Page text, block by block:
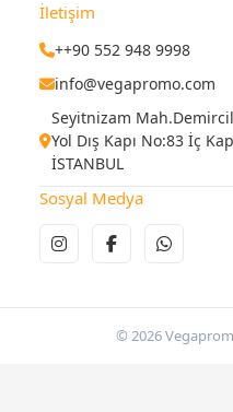
İletişim
++90 552 948 9998
info@vegapromo.com
Seyitnizam
Yol Dış Kapı No:83 İç
İSTANBUL
Sosyal Medya
© 2026